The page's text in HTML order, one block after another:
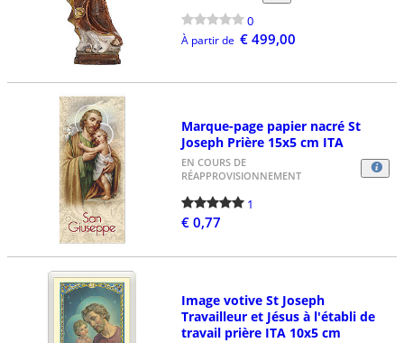
0
À partir de € 499,00
Marque-page papier nacré St
Joseph Prière 15x5 cm ITA
EN COURS DE
RÉAPPROVISIONNEMENT
1
€ 0,77
Image votive St Joseph
Travailleur et Jésus à l'établi de
travail prière ITA 10x5 cm